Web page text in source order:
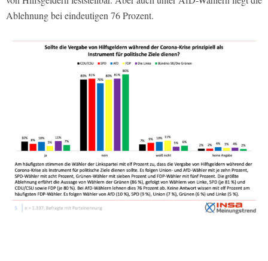
Ablehnung bei eindeutigen 76 Prozent.